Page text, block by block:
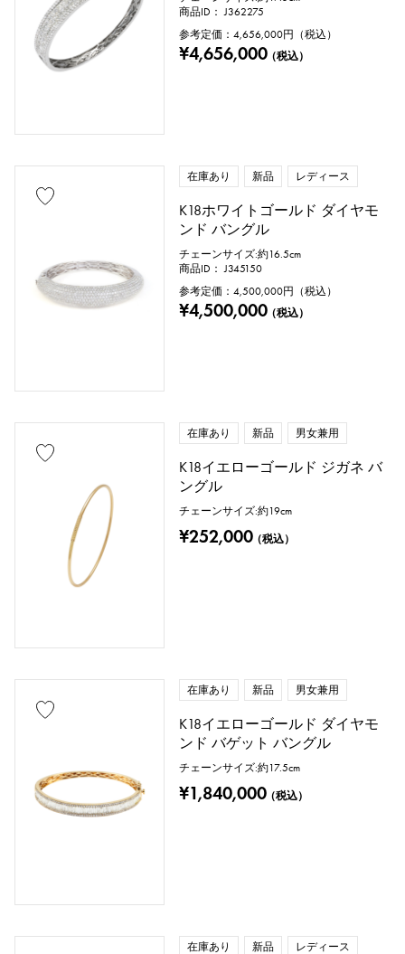
商品ID： J362275
参考定価：4,656,000円（税込）
¥4,656,000（税込）
在庫あり 新品 レディース
K18ホワイトゴールド ダイヤモ
ンド バングル
チェーンサイズ:約16.5cm
商品ID： J345150
参考定価：4,500,000円（税込）
¥4,500,000（税込）
在庫あり 新品 男女兼用
K18イエローゴールド ジガネ バ
ングル
チェーンサイズ:約19cm
¥252,000（税込）
在庫あり 新品 男女兼用
K18イエローゴールド ダイヤモ
ンド バゲット バングル
チェーンサイズ:約17.5cm
¥1,840,000（税込）
在庫あり 新品 レディース